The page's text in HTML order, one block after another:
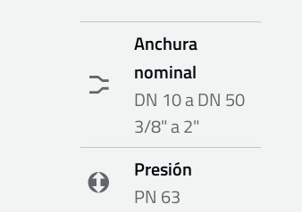
Anchura
nominal
DN 10 a DN 50
3/8" a 2"
Presión
PN 63